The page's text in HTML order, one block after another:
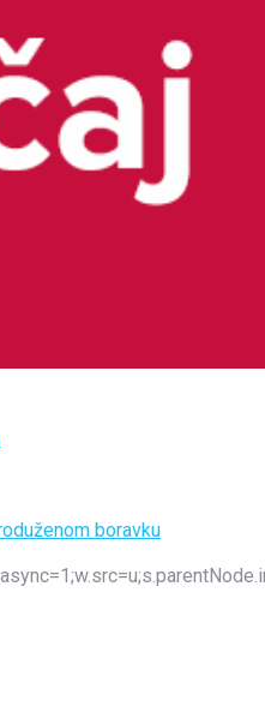
boravku